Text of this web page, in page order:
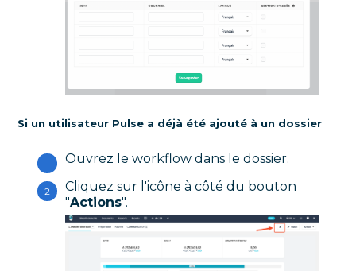
Si un utilisateur Pulse a déjà été ajouté à un dossier
Ouvrez le workflow dans le dossier.
Cliquez sur l'icône à côté du bouton
"Actions".